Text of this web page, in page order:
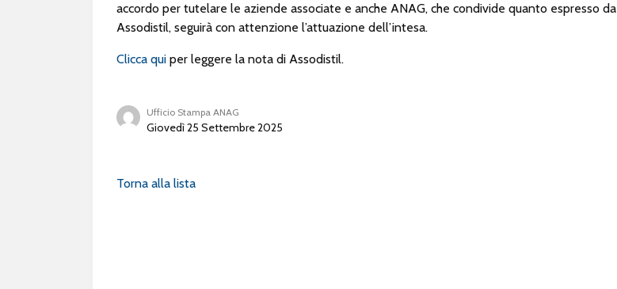
accordo per tutelare le aziende associate e anche ANAG, che condivide quanto espresso da
Assodistil, seguirà con attenzione l’attuazione dell’intesa.
Clicca qui per leggere la nota di Assodistil.
Ufficio Stampa ANAG
Giovedì 25 Settembre 2025
Torna alla lista